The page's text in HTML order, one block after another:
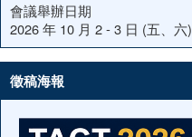
會議舉辦日期
2026 年 10 月 2 - 3 日 (五、六)
徵稿海報